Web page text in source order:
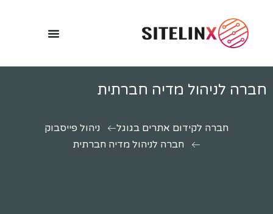
חברה לניהול מדיה חברתית
חברה לקידום אתרים בגוגל
ניהול פייסבוק
חברה לניהול מדיה חברתית